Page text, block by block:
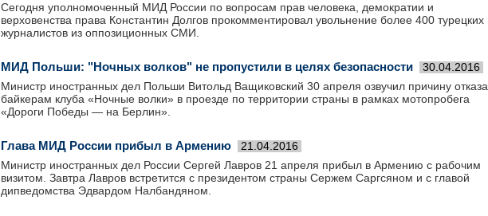
Сегодня уполномоченный МИД России по вопросам прав человека, демократии и
верховенства права Константин Долгов прокомментировал увольнение более 400 турецких
журналистов из оппозиционных СМИ.
МИД Польши: "Ночных волков" не пропустили в целях безопасности 30.04.2016
Министр иностранных дел Польши Витольд Ващиковский 30 апреля озвучил причину отказа
байкерам клуба «Ночные волки» в проезде по территории страны в рамках мотопробега
«Дороги Победы — на Берлин».
Глава МИД России прибыл в Армению 21.04.2016
Министр иностранных дел России Сергей Лавров 21 апреля прибыл в Армению с рабочим
визитом. Завтра Лавров встретится с президентом страны Сержем Саргсяном и с главой
дипведомства Эдвардом Налбандяном.